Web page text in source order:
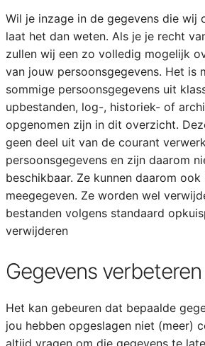
Wil je inzage in de gegevens die wij
laat het dan weten. Als je je recht
zullen wij een zo volledig mogelijk
van jouw persoonsgegevens. Het is
sommige persoonsgegevens uit
upbestanden, log-, historiek- of
opgenomen zijn in dit overzicht.
geen deel uit van de courant
persoonsgegevens en zijn daarom
beschikbaar. Ze kunnen daarom
meegegeven. Ze worden wel
bestanden volgens standaard
verwijderen
Gegevens verbeteren
Het kan gebeuren dat bepaalde
jou hebben opgeslagen niet (meer)
altijd vragen om die gegevens te